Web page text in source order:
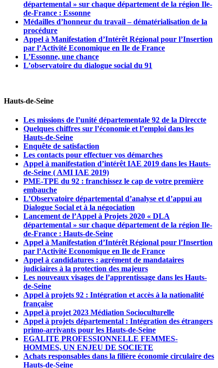
départemental » sur chaque département de la région Ile-
de-France : Essonne
Médailles d’honneur du travail – dématérialisation de la
procédure
Appel à Manifestation d’Intérêt Régional pour l’Insertion
par l’Activité Economique en Ile de France
L’Essonne, une chance
L’observatoire du dialogue social du 91
Hauts-de-Seine
Les missions de l’unité départementale 92 de la Direccte
Quelques chiffres sur l’économie et l’emploi dans les
Hauts-de-Seine
Enquête de satisfaction
Les contacts pour effectuer vos démarches
Appel à manifestation d’intérêt IAE 2019 dans les Hauts-
de-Seine ( AMI IAE 2019)
PME-TPE du 92 : franchissez le cap de votre première
embauche
L’Observatoire départemental d’analyse et d’appui au
Dialogue Social et à la négociation
Lancement de l’Appel à Projets 2020 « DLA
départemental » sur chaque département de la région Ile-
de-France : Hauts-de-Seine
Appel à Manifestation d’Intérêt Régional pour l’Insertion
par l’Activité Economique en Ile de France
Appel à candidatures : agrément de mandataires
judiciaires à la protection des majeurs
Les nouveaux visages de l’apprentissage dans les Hauts-
de-Seine
Appel à projets 92 : Intégration et accès à la nationalité
française
Appel à projet 2023 Médiation Socioculturelle
Appel à projets départemental : Intégration des étrangers
primo-arrivants pour les Hauts-de-Seine
EGALITE PROFESSIONNELLE FEMMES-
HOMMES, UN ENJEU DE SOCIETE
Achats responsables dans la filière économie circulaire des
Hauts-de-Seine